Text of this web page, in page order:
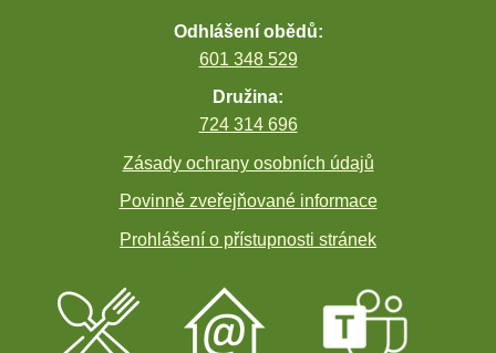
Odhlášení obědů:
601 348 529
Družina:
724 314 696
Zásady ochrany osobních údajů
Povinně zveřejňované informace
Prohlášení o přístupnosti stránek